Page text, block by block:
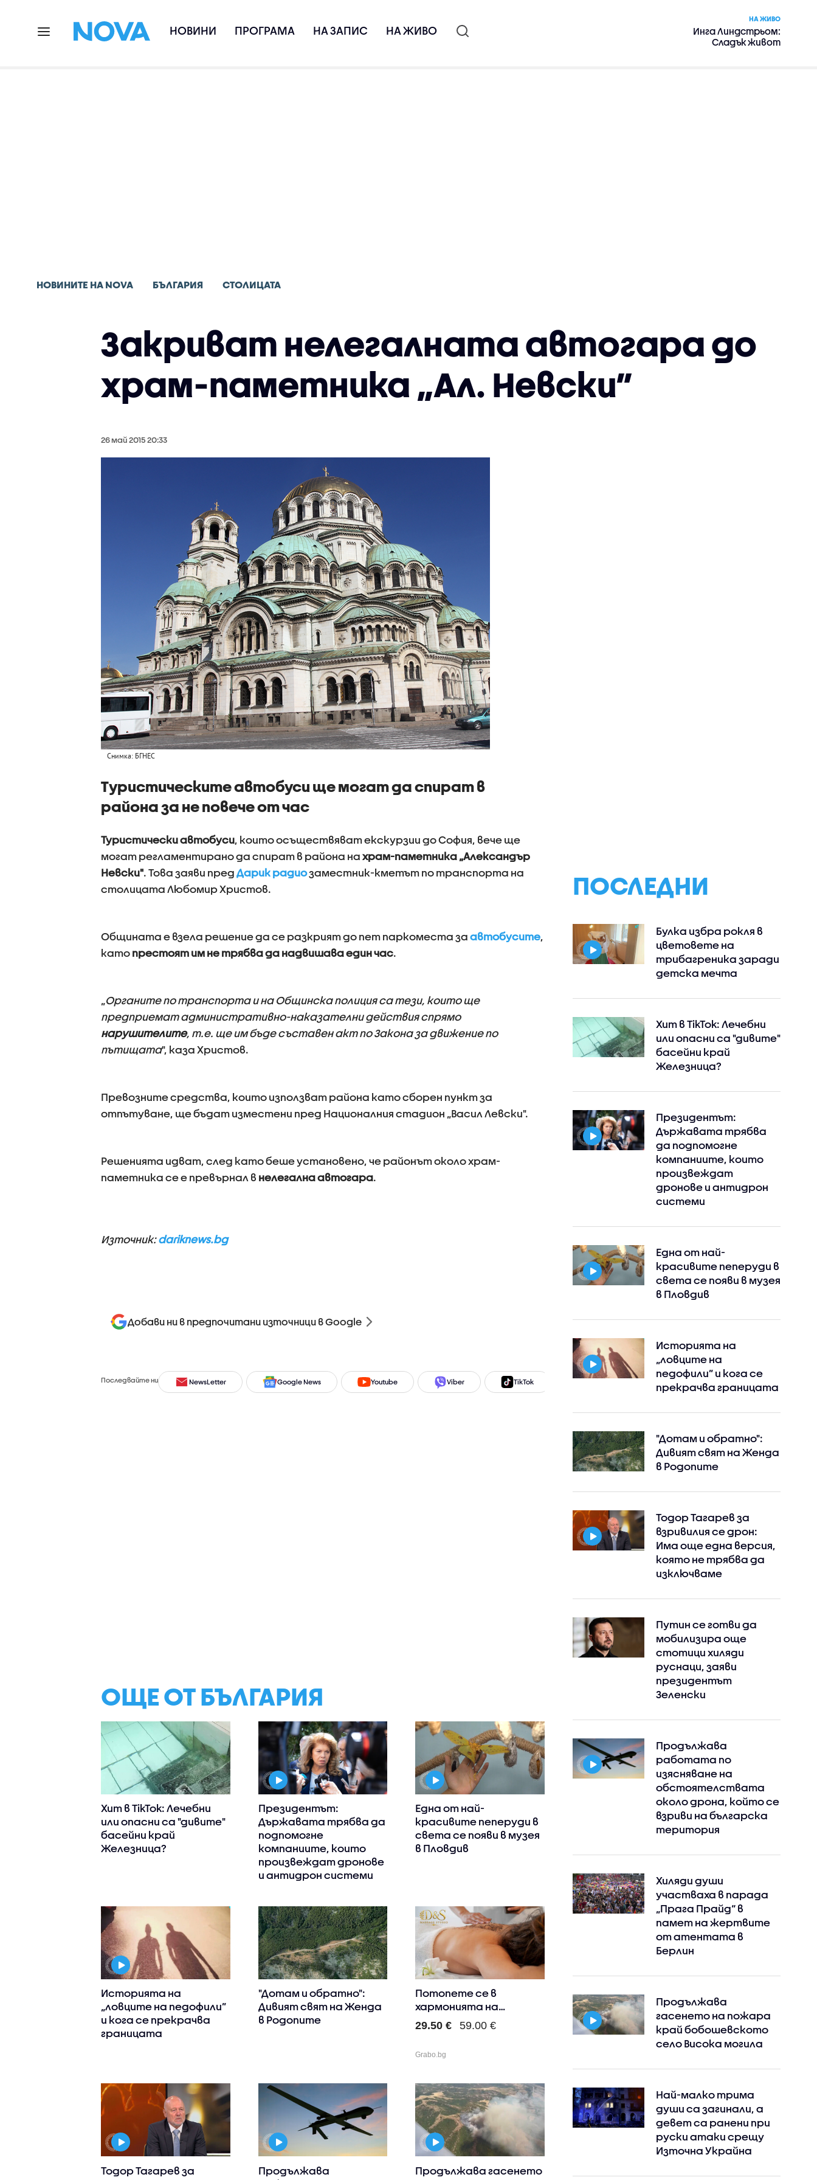
НОВИНИ ПРОГРАМА НА ЗАПИС НА ЖИВО
НА ЖИВО
Инга Линдстрьом:
Сладък живот
НОВИНИТЕ НА NOVA БЪЛГАРИЯ СТОЛИЦАТА
Закриват нелегалната автогара до
храм-паметника „Ал. Невски”
26 май 2015 20:33
Снимка: БГНЕС
Туристическите автобуси ще могат да спират в
района за не повече от час
Туристически автобуси, които осъществяват екскурзии до София, вече ще
могат регламентирано да спират в района на храм-паметника „Александър
Невски". Това заяви пред Дарик радиозаместник-кметът по транспорта на
столицата Любомир Христов.
Общината е взела решение да се разкрият до пет паркоместа за автобусите,
като престоят им не трябва да надвишава един час.
„Органите по транспорта и на Общинска полиция са тези, които ще
предприемат административно-наказателни действия спрямо
нарушителите, т.е. ще им бъде съставен акт по Закона за движение по
пътищата", каза Христов.
Превозните средства, които използват района като сборен пункт за
отпътуване, ще бъдат изместени пред Националния стадион „Васил Левски".
Решенията идват, след като беше установено, че районът около храм-
паметника се е превърнал в нелегална автогара.
Източник:dariknews.bg
Добави ни в предпочитани източници в Google
Последвайте ни NewsLetter Google News Youtube Viber TikTok Facebook
ОЩЕ ОТ БЪЛГАРИЯ
Хит в TikTok: Лечебни
или опасни са "дивите"
басейни край
Железница?
Президентът:
Държавата трябва да
подпомогне
компаниите, които
произвеждат дронове
и антидрон системи
Една от най-
красивите пеперуди в
света се появи в музея
в Пловдив
Историята на
„ловците на педофили”
и кога се прекрачва
границата
"Дотам и обратно":
Дивият свят на Женда
в Родопите
Потопете се в
хармонията на
различни масажни..
29.50 € 59.00 €
Grabo.bg
Тодор Тагарев за
Продължава
Продължава гасенето
ПОСЛЕДНИ
Булка избра рокля в
цветовете на
трибагреника заради
детска мечта
Хит в TikTok: Лечебни
или опасни са "дивите"
басейни край
Железница?
Президентът:
Държавата трябва
да подпомогне
компаниите, които
произвеждат
дронове и антидрон
системи
Една от най-
красивите пеперуди в
света се появи в музея
в Пловдив
Историята на
„ловците на
педофили” и кога се
прекрачва границата
"Дотам и обратно":
Дивият свят на Женда
в Родопите
Тодор Тагарев за
взривилия се дрон:
Има още една версия,
която не трябва да
изключваме
Путин се готви да
мобилизира още
стотици хиляди
руснаци, заяви
президентът
Зеленски
Продължава
работата по
изясняване на
обстоятелствата
около дрона, който се
взриви на българска
територия
Хиляди души
участваха в парада
„Прага Прайд“ в
памет на жертвите
от атентата в
Берлин
Продължава
гасенето на пожара
край бобошевското
село Висока могила
Най-малко трима
души са загинали, а
девет са ранени при
руски атаки срещу
Източна Украйна